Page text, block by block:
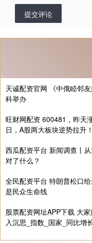
提交评论
天诚配资官网 《中俄睦邻
科举办
旺财网配资 600481，昨天
日，A股两大板块逆势拉升！
西瓜配资平台 新闻调查丨
对了什么？
全民配资平台 特朗普松口
是民众生命线
股票配资网址APP下载 大
入沉思_指数_国家_同比增